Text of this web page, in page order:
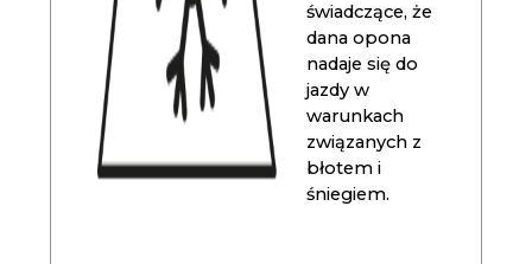
świadczące, że
dana opona
nadaje się do
jazdy w
warunkach
związanych z
błotem i
śniegiem.